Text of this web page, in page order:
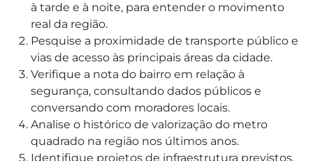
à tarde e à noite, para entender o movimento
real da região.
Pesquise a proximidade de transporte público e
vias de acesso às principais áreas da cidade.
Verifique a nota do bairro em relação à
segurança, consultando dados públicos e
conversando com moradores locais.
Analise o histórico de valorização do metro
quadrado na região nos últimos anos.
Identifique projetos de infraestrutura previstos,